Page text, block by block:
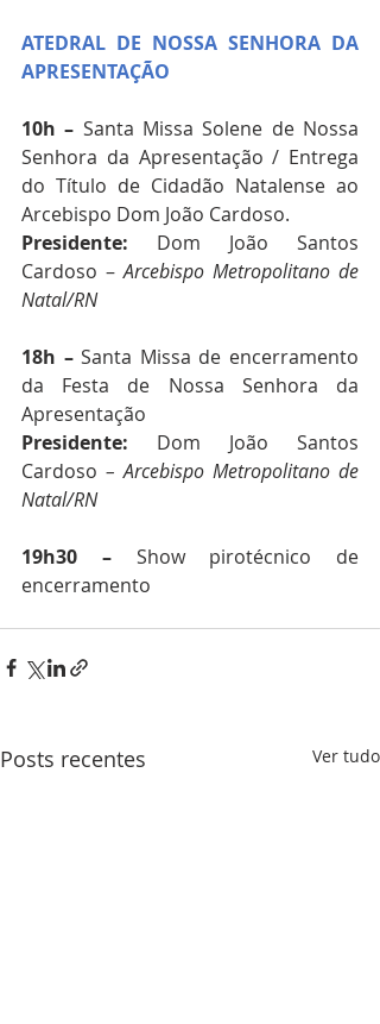
ATEDRAL DE NOSSA SENHORA DA
APRESENTAÇÃO
10h – Santa Missa Solene de Nossa
Senhora da Apresentação / Entrega
do Título de Cidadão Natalense ao
Arcebispo Dom João Cardoso.
Presidente: Dom João Santos
Cardoso – Arcebispo Metropolitano de
Natal/RN
18h – Santa Missa de encerramento
da Festa de Nossa Senhora da
Apresentação
Presidente: Dom João Santos
Cardoso – Arcebispo Metropolitano de
Natal/RN
19h30 – Show pirotécnico de
encerramento
Posts recentes Ver tudo